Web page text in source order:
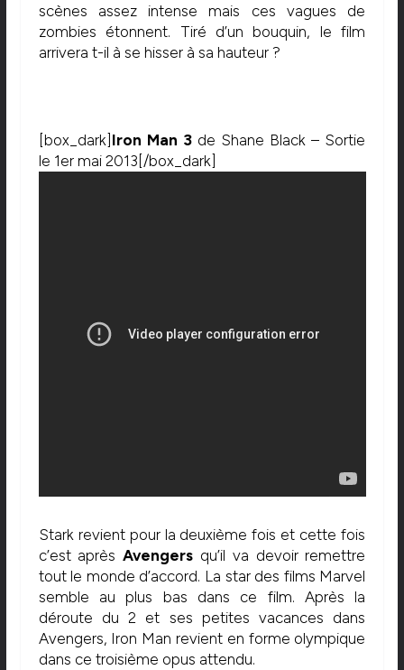
scènes assez intense mais ces vagues de
zombies étonnent. Tiré d’un bouquin, le film
arrivera t-il à se hisser à sa hauteur ?
[box_dark] Iron Man 3de Shane Black – Sortie
le 1er mai 2013[/box_dark]
Stark revient pour la deuxième fois et cette fois
c’est aprèsAvengers qu’il va devoir remettre
tout le monde d’accord. La star des films Marvel
semble au plus bas dans ce film. Après la
déroute du 2 et ses petites vacances dans
Avengers, Iron Man revient en forme olympique
dans ce troisième opus attendu.